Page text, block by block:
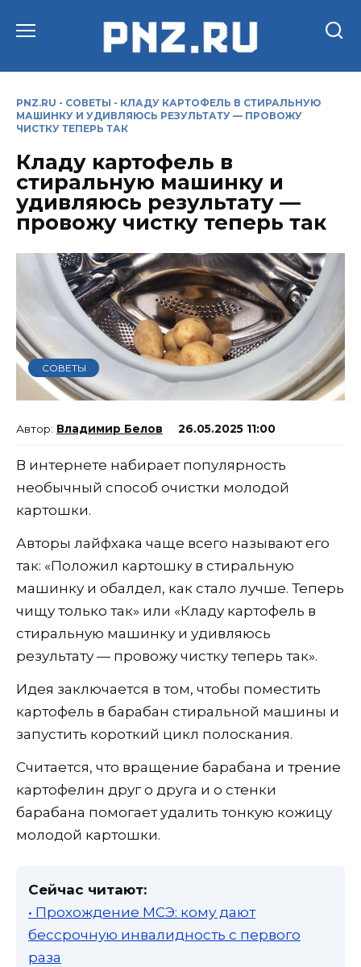
PNZ.RU - СОВЕТЫ - КЛАДУ КАРТОФЕЛЬ В СТИРАЛЬНУЮ
МАШИНКУ И УДИВЛЯЮСЬ РЕЗУЛЬТАТУ — ПРОВОЖУ
ЧИСТКУ ТЕПЕРЬ ТАК
Кладу картофель в
стиральную машинку и
удивляюсь результату —
провожу чистку теперь так
СОВЕТЫ
Владимир Белов 26.05.2025 11:00
В интернете набирает популярность
необычный способ очистки молодой
картошки.
Авторы лайфхака чаще всего называют его
так: «Положил картошку в стиральную
машинку и обалдел, как стало лучше. Теперь
чищу только так» или «Кладу картофель в
стиральную машинку и удивляюсь
результату — провожу чистку теперь так».
Идея заключается в том, чтобы поместить
картофель в барабан стиральной машины и
запустить короткий цикл полоскания.
Считается, что вращение барабана и трение
картофелин друг о друга и о стенки
барабана помогает удалить тонкую кожицу
молодой картошки.
Сейчас читают:
• Прохождение МСЭ: кому дают
бессрочную инвалидность с первого
раза